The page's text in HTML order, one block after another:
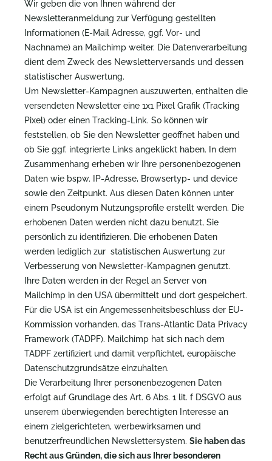
Wir geben die von Ihnen während der
Newsletteranmeldung zur Verfügung gestellten
Informationen (E-Mail Adresse, ggf. Vor- und
Nachname) an Mailchimp weiter. Die Datenverarbeitung
dient dem Zweck des Newsletterversands und dessen
statistischer Auswertung.
Um Newsletter-Kampagnen auszuwerten, enthalten die
versendeten Newsletter eine 1x1 Pixel Grafik (Tracking
Pixel) oder einen Tracking-Link. So können wir
feststellen, ob Sie den Newsletter geöffnet haben und
ob Sie ggf. integrierte Links angeklickt haben. In dem
Zusammenhang erheben wir Ihre personenbezogenen
Daten wie bspw. IP-Adresse, Browsertyp- und device
sowie den Zeitpunkt. Aus diesen Daten können unter
einem Pseudonym Nutzungsprofile erstellt werden. Die
erhobenen Daten werden nicht dazu benutzt, Sie
persönlich zu identifizieren. Die erhobenen Daten
werden lediglich zur statistischen Auswertung zur
Verbesserung von Newsletter-Kampagnen genutzt.
Ihre Daten werden in der Regel an Server von
Mailchimp in den USA übermittelt und dort gespeichert.
Für die USA ist ein Angemessenheitsbeschluss der EU-
Kommission vorhanden, das Trans-Atlantic Data Privacy
Framework (TADPF). Mailchimp hat sich nach dem
TADPF zertifiziert und damit verpflichtet, europäische
Datenschutzgrundsätze einzuhalten.
Die Verarbeitung Ihrer personenbezogenen Daten
erfolgt auf Grundlage des Art. 6 Abs. 1 lit. f DSGVO aus
unserem überwiegenden berechtigten Interesse an
einem zielgerichteten, werbewirksamen und
benutzerfreundlichen Newslettersystem. Sie haben das
Recht aus Gründen, die sich aus Ihrer besonderen